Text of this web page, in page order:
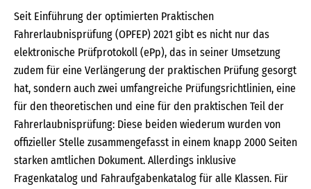
Seit Einführung der optimierten Praktischen
Fahrerlaubnisprüfung (OPFEP) 2021 gibt es nicht nur das
elektronische Prüfprotokoll (ePp), das in seiner Umsetzung
zudem für eine Verlängerung der praktischen Prüfung gesorgt
hat, sondern auch zwei umfangreiche Prüfungsrichtlinien, eine
für den theoretischen und eine für den praktischen Teil der
Fahrerlaubnisprüfung: Diese beiden wiederum wurden von
offizieller Stelle zusammengefasst in einem knapp 2000 Seiten
starken amtlichen Dokument. Allerdings inklusive
Fragenkatalog und Fahraufgabenkatalog für alle Klassen. Für